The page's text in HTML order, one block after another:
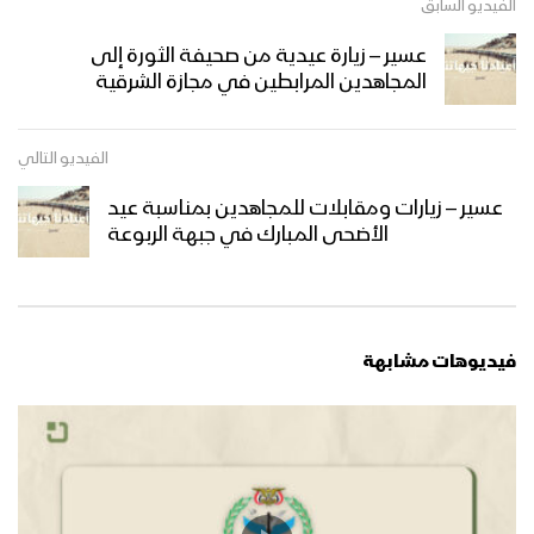
صعدة – زيارة وقافلة عيدية من قبائل آل
سالم إلى المجاهدين في طيبة الأسم
عسير – زيارة عيدية لمشائخ طخية الى
المرابطين في جبهة مجازة الشرقية
نجران – زيارة عيدية لأبناء مديرية الحشوة
محور الأجاشر
أبين – زيارة عيدية لمشائخ واعيان مديرية
بني مطر للمجاهدين المرابطين في جبهة
حلحل
الفيديو السابق
عسير – زيارة عيدية من صحيفة الثورة إلى
المجاهدين المرابطين في مجازة الشرقية
الفيديو التالي
عسير – زيارات ومقابلات للمجاهدين بمناسبة عيد
الأضحى المبارك في جبهة الربوعة
فيديوهات مشابهة